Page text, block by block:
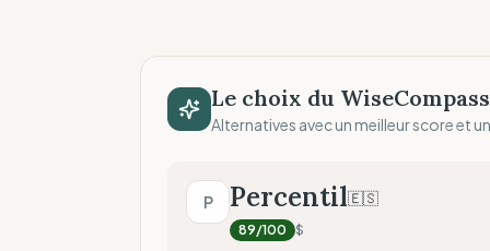
Le choix du WiseCompass
Alternatives avec un meilleur score et
P Percentil🇪🇸
89/100 $